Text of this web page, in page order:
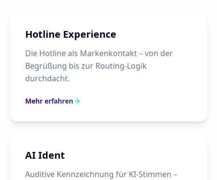
Hotline Experience
Die Hotline als Markenkontakt – von der
Begrüßung bis zur Routing-Logik
durchdacht.
Mehr erfahren
AI Ident
Auditive Kennzeichnung für KI-Stimmen –